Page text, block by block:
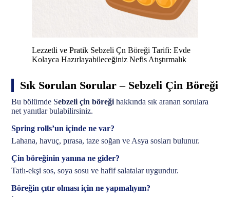
Lezzetli ve Pratik Sebzeli Çn Böreği Tarifi: Evde
Kolayca Hazırlayabileceğiniz Nefis Atıştırmalık
Sık Sorulan Sorular – Sebzeli Çin Böreği
Bu bölümde Sebzeli çin böreği hakkında sık aranan sorulara
net yanıtlar bulabilirsiniz.
Spring rolls’un içinde ne var?
Lahana, havuç, pırasa, taze soğan ve Asya sosları bulunur.
Çin böreğinin yanına ne gider?
Tatlı-ekşi sos, soya sosu ve hafif salatalar uygundur.
Böreğin çıtır olması için ne yapmalıyım?